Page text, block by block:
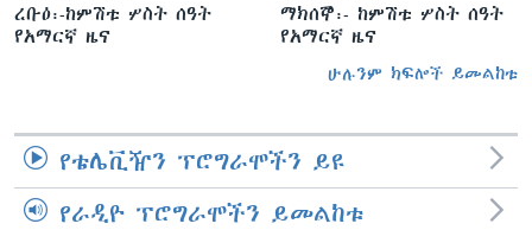
ረቡዕ፡-ከምሽቱ ሦስት ሰዓት
የአማርኛ ዜና
ማክሰኞ፡- ከምሽቱ ሦስት ሰዓት
የአማርኛ ዜና
ሁሉንም ክፍሎች ይመልከቱ
የቴሌቪዥን ፕሮግራሞችን ይዩ
የራዲዮ ፕሮግራሞችን ይመልከቱ